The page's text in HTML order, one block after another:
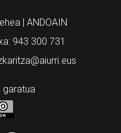
| ANDOAIN
943 300 731
garatua